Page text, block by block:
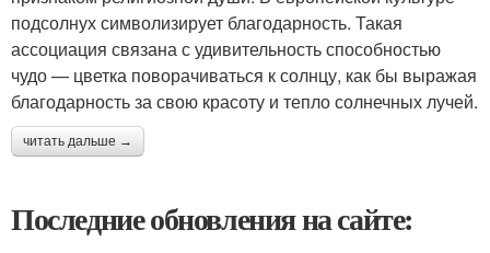
подсолнух символизирует благодарность. Такая
ассоциация связана с удивительность способностью
чудо — цветка поворачиваться к солнцу, как бы выражая
благодарность за свою красоту и тепло солнечных лучей.
читать дальше →
Последние обновления на сайте: